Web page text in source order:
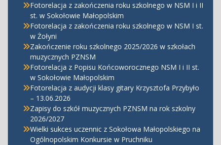
Fotorelacja z zakończenia roku szkolnego w NSM I i II
st. w Sokołowie Małopolskim
Fotorelacja z zakończenia roku szkolnego w NSM I st.
w Żołyni
Zakończenie roku szkolnego 2025/2026 w szkołach
muzycznych PZNSM
Fotorelacja z Popisu Końcoworocznego NSM I i II st.
w Sokołowie Małopolskim
Fotorelacja z audycji klasy gitary Krzysztofa Przybyło
– 13.06.2026
Zapisy do szkół muzycznych PZNSM na rok szkolny
2026/2027
Wielki sukces uczennic z Sokołowa Małopolskiego na
Ogólnopolskim Konkursie w Pruchniku